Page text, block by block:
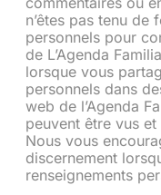
n’êtes pas tenu de
personnels pour
de L’Agenda
lorsque vous
personnels dans
web de l’Agenda
peuvent être vus et
Nous vous
discernement
renseignements